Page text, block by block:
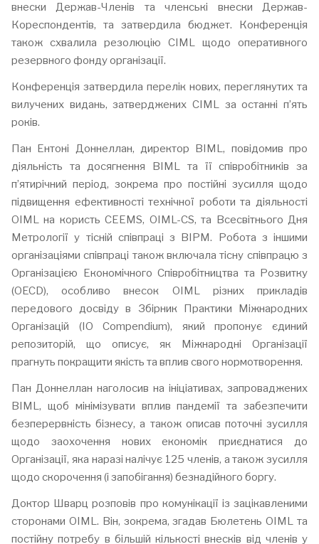
внески Держав-Членів та членські внески Держав-
Кореспондентів, та затвердила бюджет. Конференція
також схвалила резолюцію CIML щодо оперативного
резервного фонду організації.
Конференція затвердила перелік нових, переглянутих та
вилучених видань, затверджених CIML за останні п’ять
років.
Пан Ентоні Доннеллан, директор BIML, повідомив про
діяльність та досягнення BIML та її співробітників за
п’ятирічний період, зокрема про постійні зусилля щодо
підвищення ефективності технічної роботи та діяльності
OIML на користь CEEMS, OIML-CS, та Всесвітнього Дня
Метрології у тісній співпраці з BIPM. Робота з іншими
організаціями співпраці також включала тісну співпрацю з
Організацією Економічного Співробітництва та Розвитку
(OECD), особливо внесок OIML різних прикладів
передового досвіду в Збірник Практики Міжнародних
Організацій (IO Compendium), який пропонує єдиний
репозиторій, що описує, як Міжнародні Організації
прагнуть покращити якість та вплив свого нормотворення.
Пан Доннеллан наголосив на ініціативах, запроваджених
BIML, щоб мінімізувати вплив пандемії та забезпечити
безперервність бізнесу, а також описав поточні зусилля
щодо заохочення нових економік приєднатися до
Організації, яка наразі налічує 125 членів, а також зусилля
щодо скорочення (і запобігання) безнадійного боргу.
Доктор Шварц розповів про комунікації із зацікавленими
сторонами OIML. Він, зокрема, згадав Бюлетень OIML та
постійну потребу в більшій кількості внесків від членів у